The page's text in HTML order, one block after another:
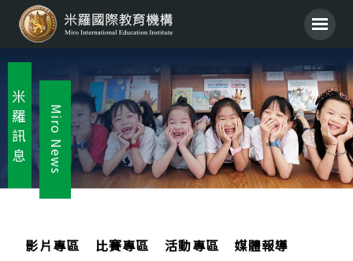
米
羅
訊
息
Miro News
影片專區 比賽專區 活動專區
媒體報導